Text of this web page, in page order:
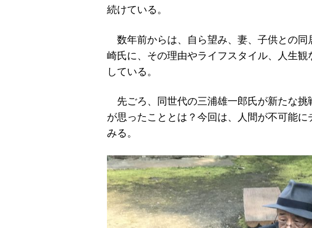
続けている。
数年前からは、自ら望み、妻、子供との同
崎氏に、その理由やライフスタイル、人生
している。
先ごろ、同世代の三浦雄一郎氏が新たな挑
が思ったこととは？今回は、人間が不可能
みる。